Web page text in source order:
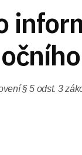
§ 5 odst. 3